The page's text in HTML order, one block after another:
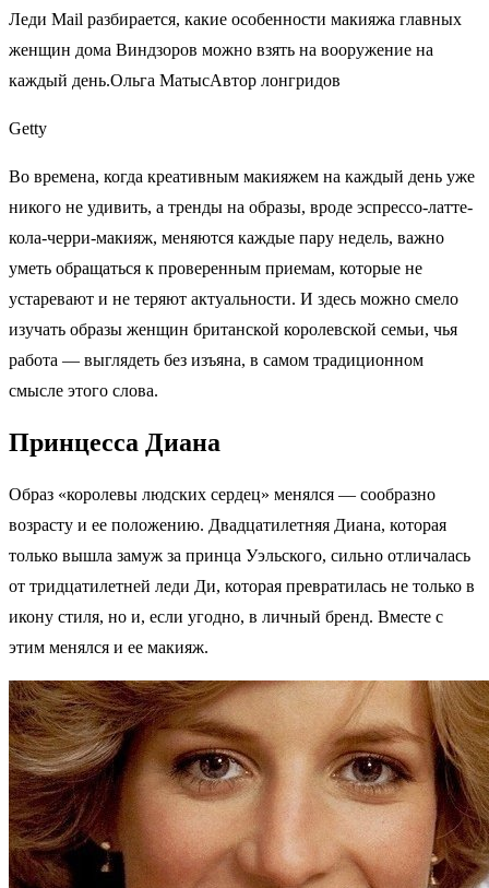
Леди Mail разбирается, какие особенности макияжа главных
женщин дома Виндзоров можно взять на вооружение на
каждый день.Ольга МатысАвтор лонгридов
Getty
Во времена, когда креативным макияжем на каждый день уже
никого не удивить, а тренды на образы, вроде эспрессо-латте-
кола-черри-макияж, меняются каждые пару недель, важно
уметь обращаться к проверенным приемам, которые не
устаревают и не теряют актуальности. И здесь можно смело
изучать образы женщин британской королевской семьи, чья
работа — выглядеть без изъяна, в самом традиционном
смысле этого слова.
Принцесса Диана
Образ «королевы людских сердец» менялся — сообразно
возрасту и ее положению. Двадцатилетняя Диана, которая
только вышла замуж за принца Уэльского, сильно отличалась
от тридцатилетней леди Ди, которая превратилась не только в
икону стиля, но и, если угодно, в личный бренд. Вместе с
этим менялся и ее макияж.